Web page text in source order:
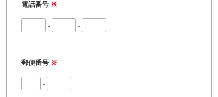
電話番号 ※
- -
郵便番号 ※
-